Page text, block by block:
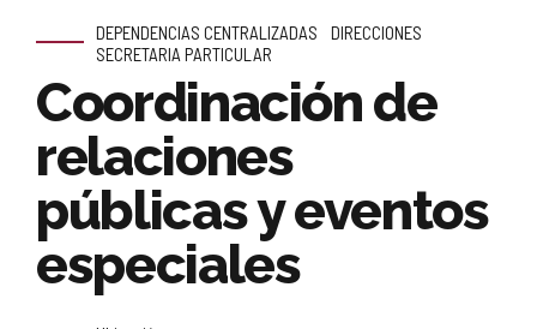
DEPENDENCIAS CENTRALIZADAS
DIRECCIONES
SECRETARIA PARTICULAR
Coordinación de
relaciones
públicas y eventos
especiales